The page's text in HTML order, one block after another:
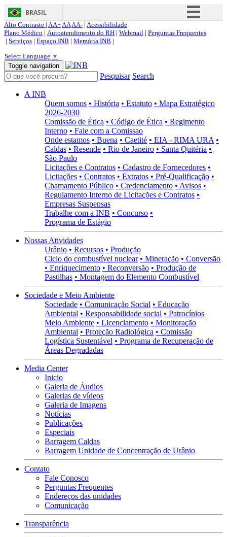
BRASIL
Simplifique!
Acesso à informação
Canais
Alto Contraste | AA+AAAA- | Acessibilidade
Plano Médico | Autoatendimento do RH | Webmail | Perguntas Frequentes
| Serviços | Espaço INB | Memória INB |
Select Language ▼
Toggle navigation
Pesquisar Search
A INB
Quem somos • História • Estatuto • Mapa Estratégico
2026-2030
Comissão de Ética • Código de Ética • Regimento
Interno • Fale com a Comissao
Onde estamos • Buena • Caetité • EIA - RIMA URA •
Caldas • Resende • Rio de Janeiro • Santa Quitéria •
São Paulo
Licitações e Contratos • Cadastro de Fornecedores •
Licitações • Contratos • Extratos • Pré-Qualificação •
Chamamento Público • Credenciamento • Avisos •
Regulamento Interno de Licitações e Contratos •
Empresas Suspensas
Trabalhe com a INB • Concurso •
Programa de Estágio
Nossas Atividades
Urânio • Recursos • Produção
Ciclo do combustível nuclear • Mineração • Conversão
• Enriquecimento • Reconversão • Produção de
Pastilhas • Montagem do Elemento Combustível
Sociedade e Meio Ambiente
Sociedade • Comunicação Social • Educação
Ambiental • Responsabilidade social • Patrocínios
Meio Ambiente • Licenciamento • Monitoração
Ambiental • Proteção Radiológica • Comissão
Logística Sustentável • Programa de Recuperação de
Áreas Degradadas
Media Center
Inicio
Galeria de Áudios
Galerias de vídeos
Galeria de Imagens
Notícias
Publicações
Especiais
Barragem Caldas
Barragem Unidade de Concentração de Urânio
Contato
Fale Conosco
Perguntas Frequentes
Endereços das unidades
Comunicação
Transparência